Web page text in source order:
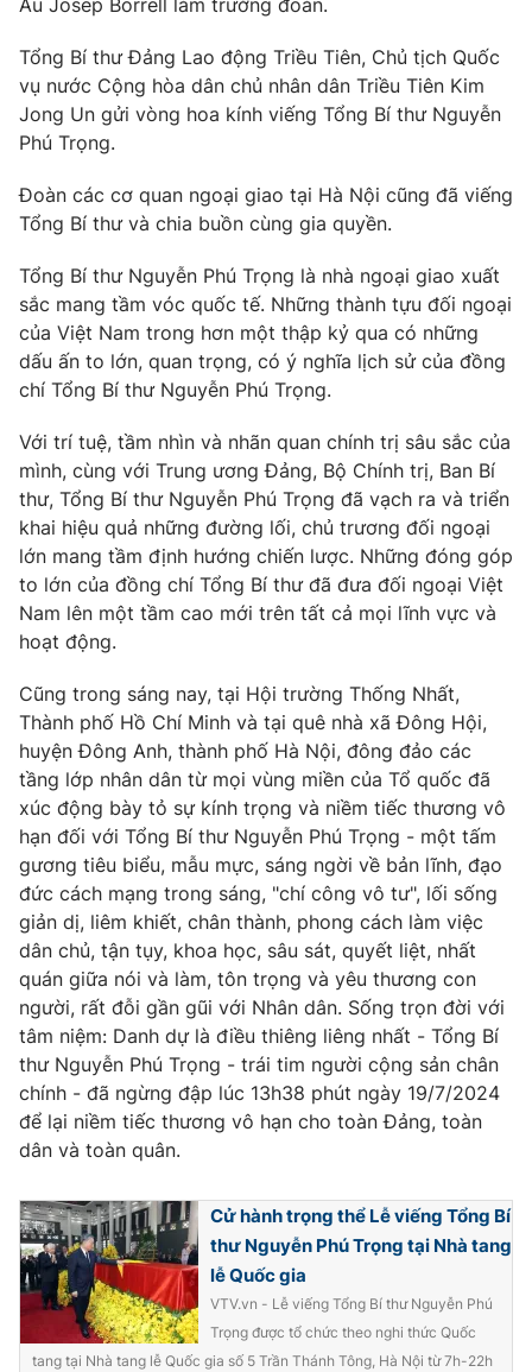
Tổng Bí thư Đảng Lao động Triều Tiên, Chủ tịch Quốc
vụ nước Cộng hòa dân chủ nhân dân Triều Tiên Kim
Jong Un gửi vòng hoa kính viếng Tổng Bí thư Nguyễn
Phú Trọng.
Đoàn các cơ quan ngoại giao tại Hà Nội cũng đã viếng
Tổng Bí thư và chia buồn cùng gia quyền.
Tổng Bí thư Nguyễn Phú Trọng là nhà ngoại giao xuất
sắc mang tầm vóc quốc tế. Những thành tựu đối ngoại
của Việt Nam trong hơn một thập kỷ qua có những
dấu ấn to lớn, quan trọng, có ý nghĩa lịch sử của đồng
chí Tổng Bí thư Nguyễn Phú Trọng.
Với trí tuệ, tầm nhìn và nhãn quan chính trị sâu sắc của
mình, cùng với Trung ương Đảng, Bộ Chính trị, Ban Bí
thư, Tổng Bí thư Nguyễn Phú Trọng đã vạch ra và triển
khai hiệu quả những đường lối, chủ trương đối ngoại
lớn mang tầm định hướng chiến lược. Những đóng góp
to lớn của đồng chí Tổng Bí thư đã đưa đối ngoại Việt
Nam lên một tầm cao mới trên tất cả mọi lĩnh vực và
hoạt động.
Cũng trong sáng nay, tại Hội trường Thống Nhất,
Thành phố Hồ Chí Minh và tại quê nhà xã Đông Hội,
huyện Đông Anh, thành phố Hà Nội, đông đảo các
tầng lớp nhân dân từ mọi vùng miền của Tổ quốc đã
xúc động bày tỏ sự kính trọng và niềm tiếc thương vô
hạn đối với Tổng Bí thư Nguyễn Phú Trọng - một tấm
gương tiêu biểu, mẫu mực, sáng ngời về bản lĩnh, đạo
đức cách mạng trong sáng, "chí công vô tư", lối sống
giản dị, liêm khiết, chân thành, phong cách làm việc
dân chủ, tận tụy, khoa học, sâu sát, quyết liệt, nhất
quán giữa nói và làm, tôn trọng và yêu thương con
người, rất đỗi gần gũi với Nhân dân. Sống trọn đời với
tâm niệm: Danh dự là điều thiêng liêng nhất - Tổng Bí
thư Nguyễn Phú Trọng - trái tim người cộng sản chân
chính - đã ngừng đập lúc 13h38 phút ngày 19/7/2024
để lại niềm tiếc thương vô hạn cho toàn Đảng, toàn
dân và toàn quân.
Cử hành trọng thể Lễ viếng Tổng Bí
thư Nguyễn Phú Trọng tại Nhà tang
lễ Quốc gia
VTV.vn - Lễ viếng Tổng Bí thư Nguyễn Phú
Trọng được tổ chức theo nghi thức Quốc
tang tại Nhà tang lễ Quốc gia số 5 Trần Thánh Tông, Hà Nội từ 7h-22h